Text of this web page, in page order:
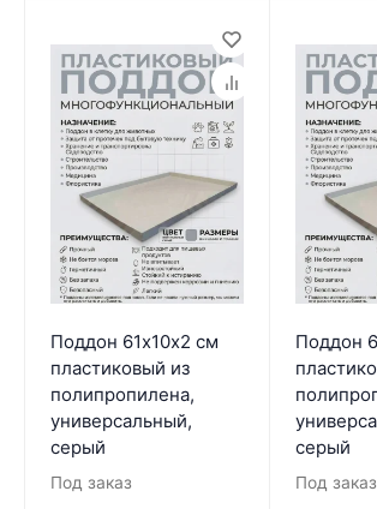
Поддон 61х10х2 см
пластиковый из
полипропилена,
универсальный,
серый
Под заказ
Поддон
серый
Под заказ